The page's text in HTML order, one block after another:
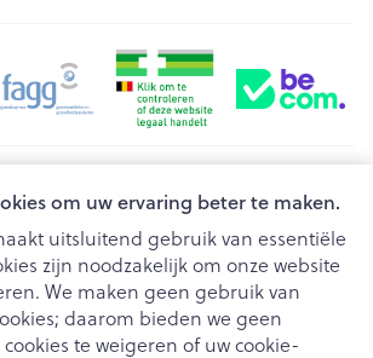
om uw ervaring beter te maken.
uitsluitend gebruik van essentiële
zijn noodzakelijk om onze website
We maken geen gebruik van
daarom bieden we geen
te weigeren of uw cookie-